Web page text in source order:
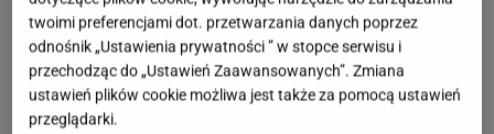
Prawidła drewniane - funkcje, o których warto
wiedzieć
twoimi preferencjami dot. przetwarzania danych poprzez
odnośnik „Ustawienia prywatności ” w stopce serwisu i
przechodząc do „Ustawień Zaawansowanych”. Zmiana
ustawień plików cookie możliwa jest także za pomocą ustawień
przeglądarki.